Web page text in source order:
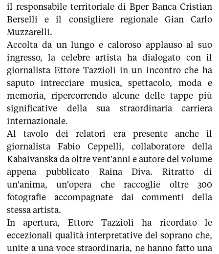
il responsabile territoriale di Bper Banca Cristian
Berselli e il consigliere regionale Gian Carlo
Muzzarelli.
Accolta da un lungo e caloroso applauso al suo
ingresso, la celebre artista ha dialogato con il
giornalista Ettore Tazzioli in un incontro che ha
saputo intrecciare musica, spettacolo, moda e
memoria, ripercorrendo alcune delle tappe più
significative della sua straordinaria carriera
internazionale.
Al tavolo dei relatori era presente anche il
giornalista Fabio Ceppelli, collaboratore della
Kabaivanska da oltre vent'anni e autore del volume
appena pubblicato Raina Diva. Ritratto di
un'anima, un'opera che raccoglie oltre 300
fotografie accompagnate dai commenti della
stessa artista.
In apertura, Ettore Tazzioli ha ricordato le
eccezionali qualità interpretative del soprano che,
unite a una voce straordinaria, ne hanno fatto una